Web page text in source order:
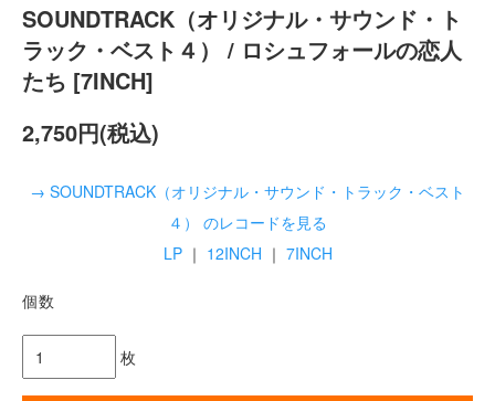
SOUNDTRACK（オリジナル・サウンド・ト
ラック・ベスト４） / ロシュフォールの恋人
たち [7INCH]
2,750円(税込)
→ SOUNDTRACK（オリジナル・サウンド・トラック・ベスト
４） のレコードを見る
LP｜ 12INCH ｜ 7INCH
個数
枚